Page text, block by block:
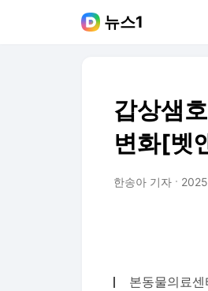
뉴스1
갑상샘
변화[벳
한송아 기자
본동물의료